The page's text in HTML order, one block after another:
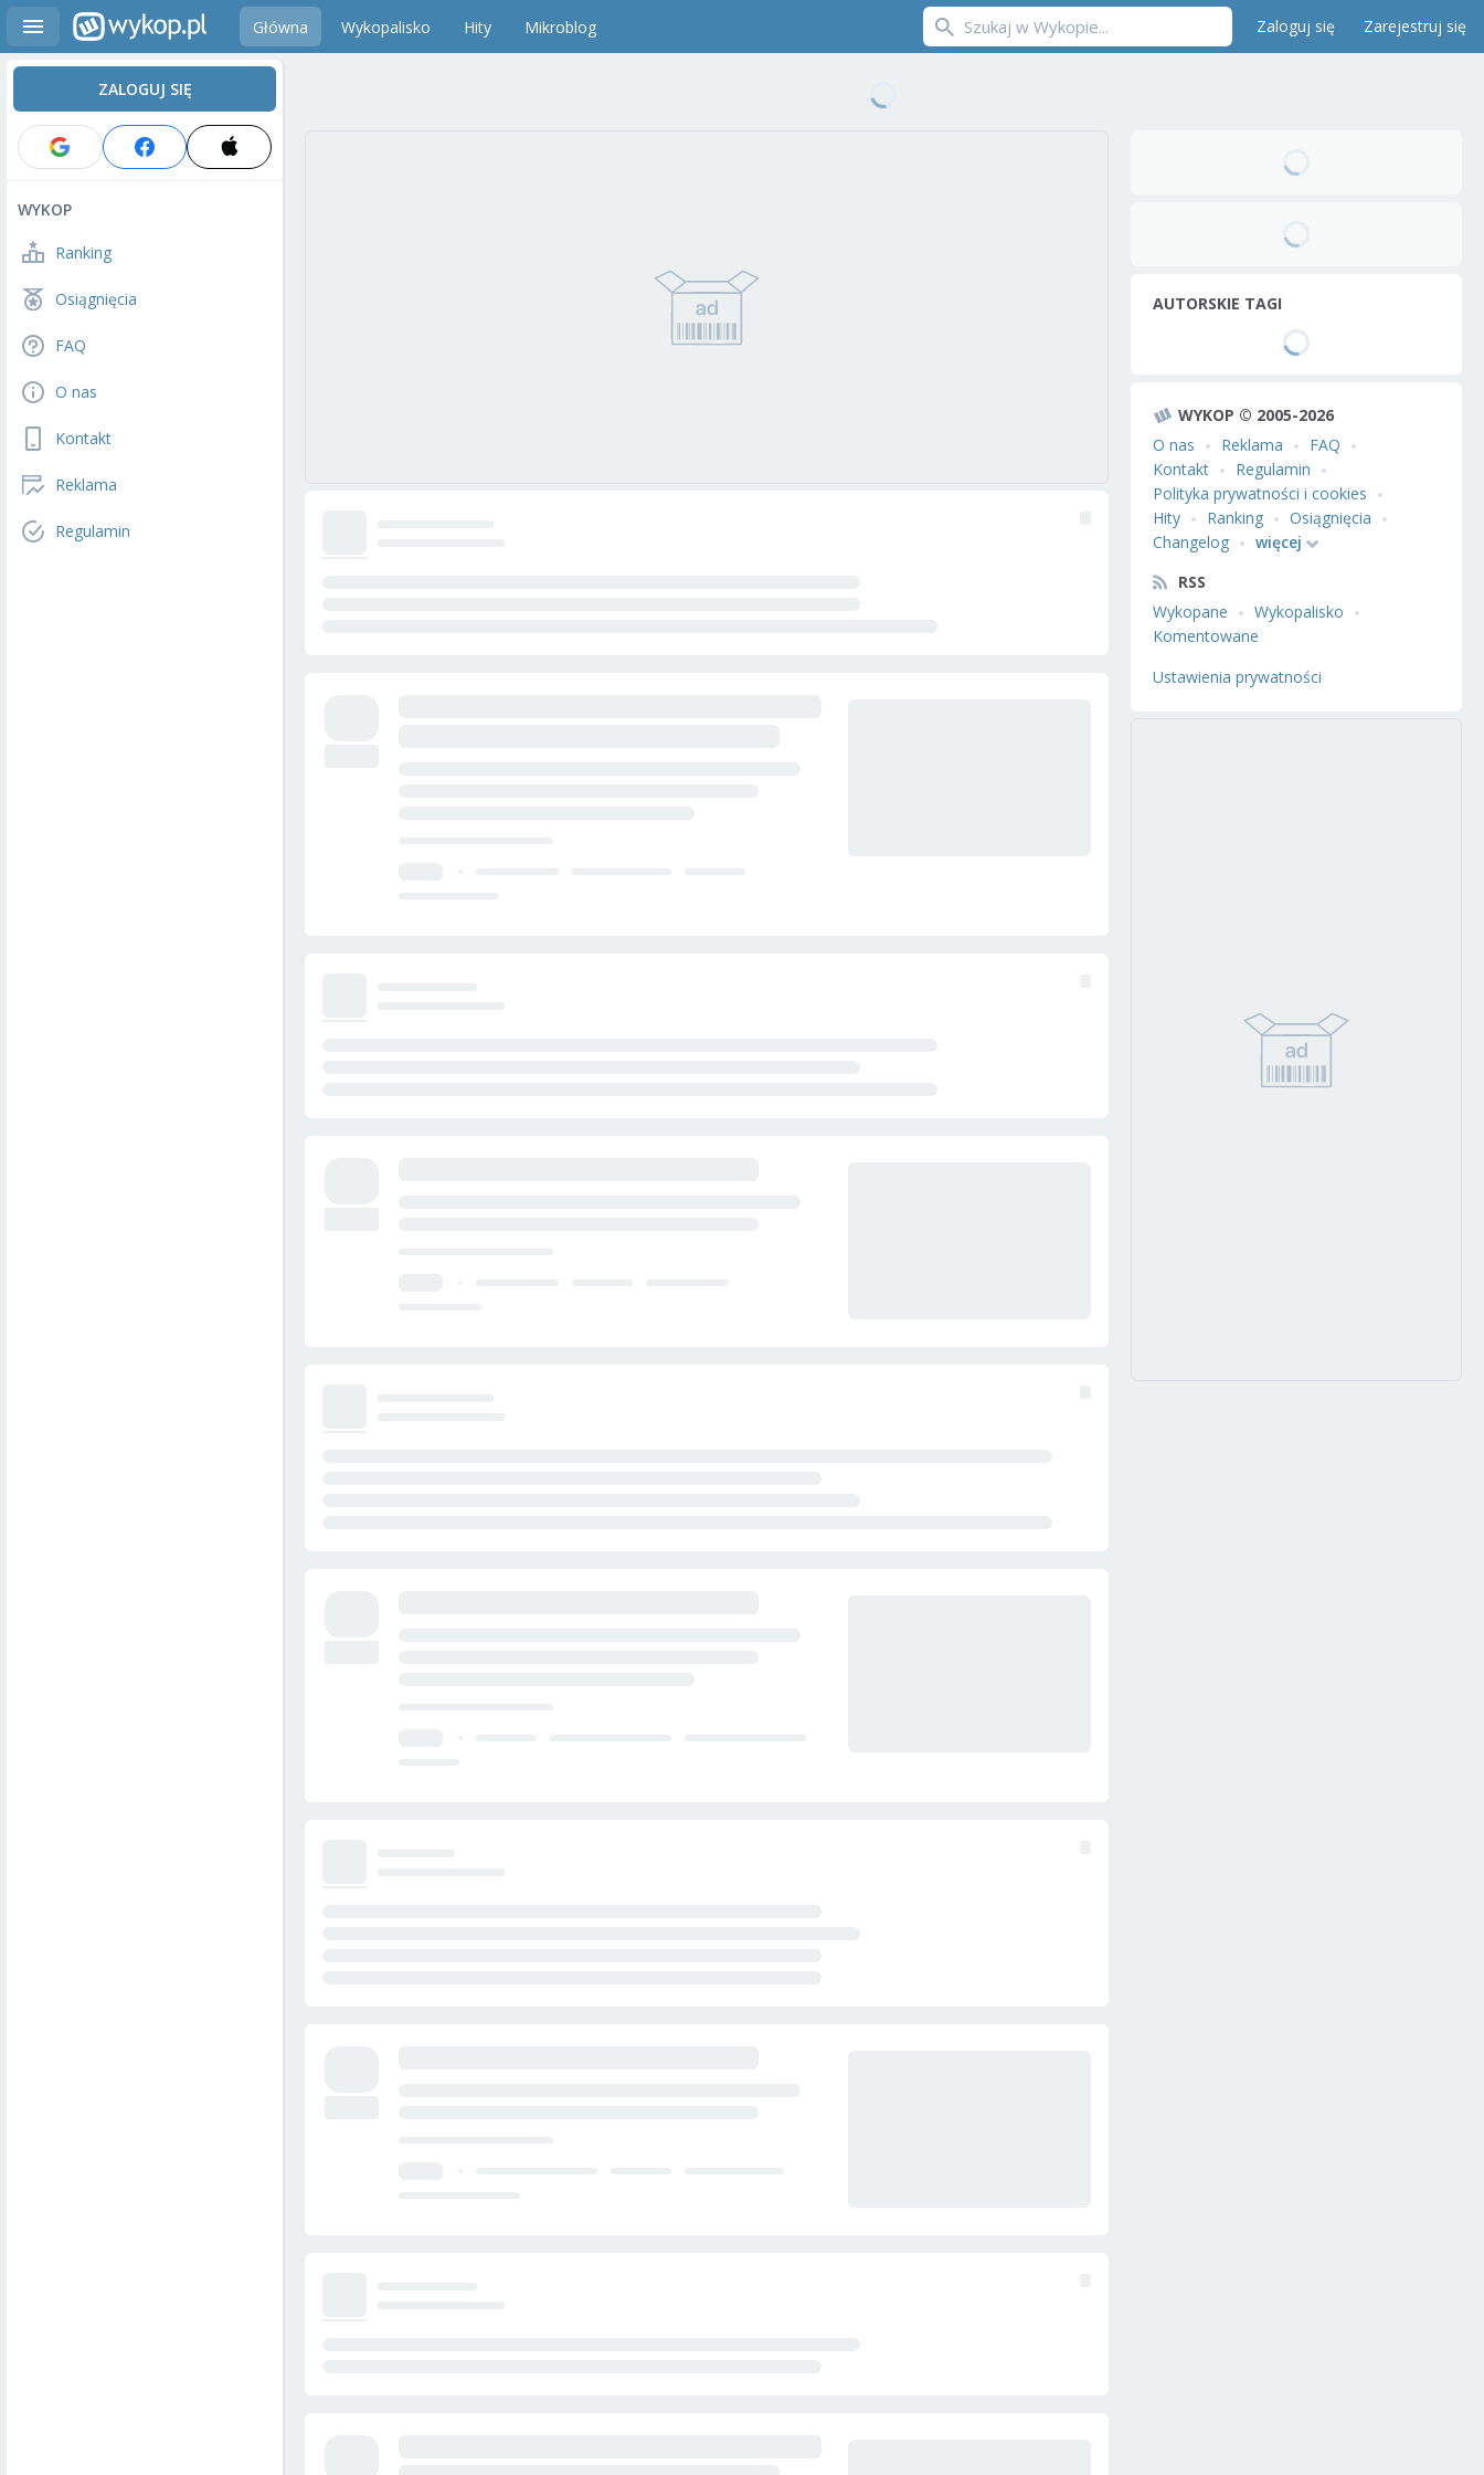
Główna Wykopalisko Hity Mikroblog Zaloguj się Zarejestruj się
ZALOGUJ SIĘ
WYKOP
Ranking
Osiągnięcia
FAQ
O nas
Kontakt
Reklama
Regulamin
AUTORSKIE TAGI
WYKOP © 2005-2026
O nas
Reklama
FAQ
Kontakt
Regulamin
Polityka prywatności i cookies
Hity
Ranking
Osiągnięcia
Changelog
więcej
RSS
Wykopane
Wykopalisko
Komentowane
Ustawienia prywatności